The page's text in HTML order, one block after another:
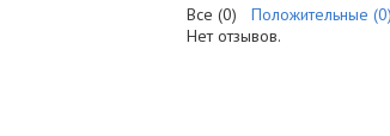
Все (0) Положительные (0)
Нет отзывов.